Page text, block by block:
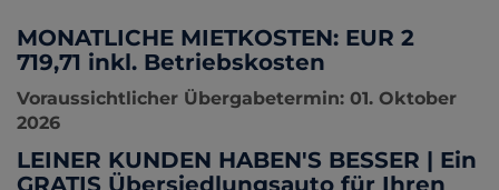
MONATLICHE MIETKOSTEN: EUR 2
719,71 inkl. Betriebskosten
Voraussichtlicher Übergabetermin: 01. Oktober
2026
LEINER KUNDEN HABEN'S BESSER | Ein
GRATIS Übersiedlungsauto für Ihren